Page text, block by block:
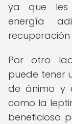
ya que les
energía
recuperación
Por otro
puede tener
de ánimo y
como la
beneficioso